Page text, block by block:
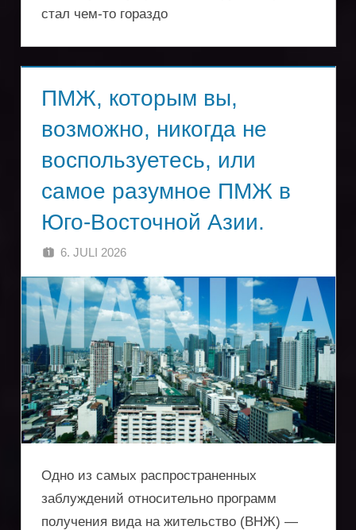
стал чем-то гораздо
ПМЖ, которым вы,
возможно, никогда не
воспользуетесь, или
самое разумное ПМЖ в
Юго-Восточной Азии.
6. JULI 2026
Одно из самых распространенных
заблуждений относительно программ
получения вида на жительство (ВНЖ) —